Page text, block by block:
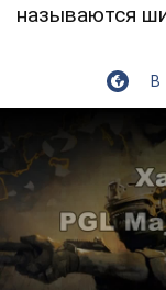
называются